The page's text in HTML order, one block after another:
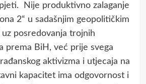
Nije produktivno zalaganje
2“ u sadašnjim geopolitičkim
posredovanja trojnih
prema BiH, već prije svega
aktivizma i utjecaja na
kapacitet ima odgovornost i